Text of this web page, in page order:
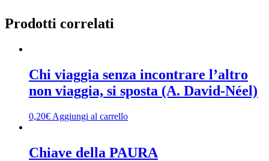
Prodotti correlati
Chi viaggia senza incontrare l’altro
non viaggia, si sposta (A. David-Néel)
0,20€ Aggiungi al carrello
Chiave della PAURA